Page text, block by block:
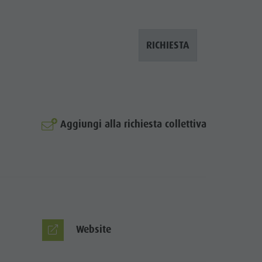
RICHIESTA
Aggiungi alla richiesta collettiva
Website